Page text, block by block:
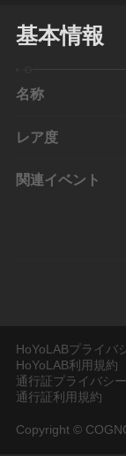
基本情報
名称
レア度
関連イベント
HoYoLABプライバ
HoYoLAB利用規約
通行証プライバシ
通行証利用規約
Copyright ©